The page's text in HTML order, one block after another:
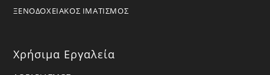
ΞΕΝΟΔΟΧΕΙΑΚΟΣ ΙΜΑΤΙΣΜΟΣ
Χρήσιμα Εργαλεία